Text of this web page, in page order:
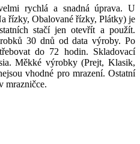
rychlá a snadná úprava. U
řízky, Obalované řízky, Plátky) je
stačí jen otevřít a použít.
30 dnů od data výroby. Po
do 72 hodin. Skladovací
Měkké výrobky (Prejt, Klasik,
vhodné pro mrazení. Ostatní
mrazničce.